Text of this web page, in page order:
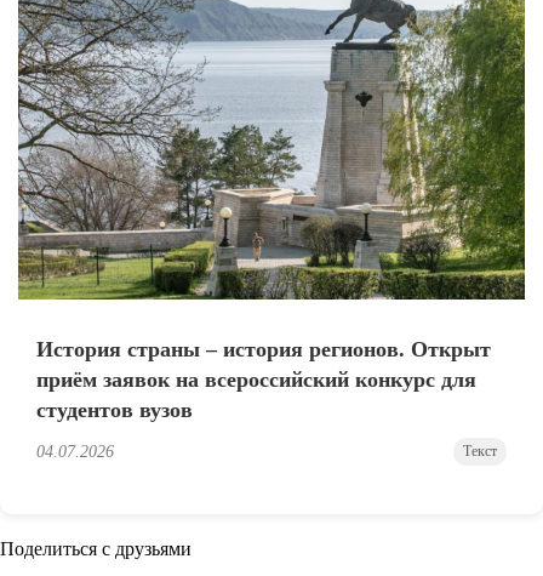
История страны – история регионов. Открыт
приём заявок на всероссийский конкурс для
студентов вузов
04.07.2026 Текст
Поделиться с друзьями